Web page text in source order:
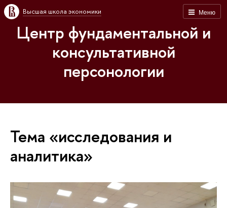
Меню
Высшая школа экономики
Центр фундаментальной и
консультативной
персонологии
Тема «исследования и
аналитика»